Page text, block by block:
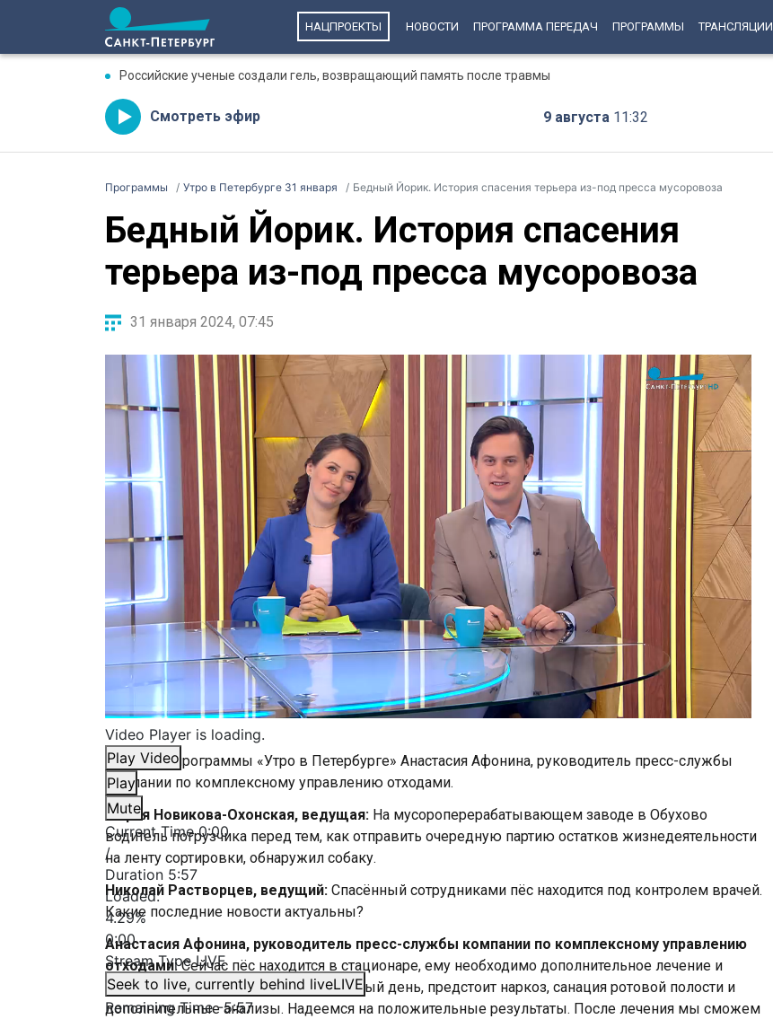
НАЦПРОЕКТЫ НОВОСТИ ПРОГРАММА ПЕРЕДАЧ ПРОГРАММЫ ТРАНСЛЯЦИИ
Российские ученые создали гель, возвращающий память после травмы
Смотреть эфир 9 августа 11:32
Программы Утро в Петербурге 31 января Бедный Йорик. История спасения терьера из-под пресса мусоровоза
Бедный Йорик. История спасения
терьера из-под пресса мусоровоза
31 января 2024, 07:45
Video Player is loading.
Play Video
Play
Mute
Current Time0:00
/
Duration 5:57
Loaded:
4.29%
0:00
Stream TypeLIVE
Seek to live, currently behind liveLIVE
Remaining Time-5:57
В гостях у программы «Утро​ в​ Петербурге» Анастасия Афонина, руководитель пресс-службы
компании по комплексному управлению отходами.
Мария Новикова-Охонская, ведущая: На мусороперерабатывающем заводе в Обухово
водитель погрузчика перед тем, как отправить очередную партию остатков жизнедеятельности
на ленту сортировки, обнаружил собаку.
Николай Растворцев, ведущий: Спасённый сотрудниками пёс находится под контролем врачей.
Какие последние новости актуальны?
Анастасия Афонина, руководитель пресс-службы компании по комплексному управлению
отходами:Сейчас пёс находится в стационаре, ему необходимо дополнительное лечение и
обследование. Сегодня для него важный день, предстоит наркоз, санация ротовой полости и
дополнительные анализы. Надеемся на положительные результаты. После лечения мы сможем